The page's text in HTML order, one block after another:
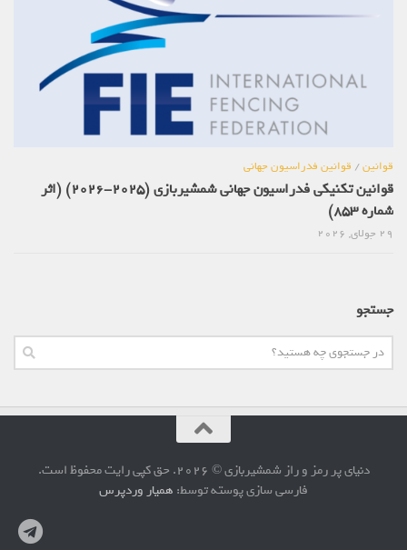
قوانین/قوانین فدراسیون جهانی
قوانین تکنیکی فدراسیون جهانی شمشیربازی (2025-2026) (اثر
شماره 853)
جستجو
دنیای پر رمز و راز شمشیربازی © 2026. حق کپی رایت محفوظ است.
فارسی سازی پوسته توسط:همیار وردپرس